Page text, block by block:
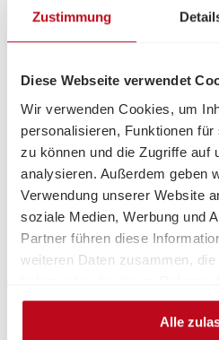
Zustimmung
Diese Webseite verwendet
Wir verwenden Cookies, um
personalisieren, Funktionen
zu können und die Zugriffe auf
analysieren. Außerdem geben
Verwendung unserer Website
soziale Medien, Werbung und
Partner führen diese
weiteren Daten zusammen,
gesammelt haben.
Alle
Funktionsfähigkeit eines
TherapeutIn geführte
Krankengymnastik, auch als
umfasst Heilverfahren, die mit
Licht arbeiten.
Sie kann auch als
werden, z. B. als
Mobilität, Kraft, Gleichgewicht
die Freude an der Bewegung
Bewegung – egal ob als